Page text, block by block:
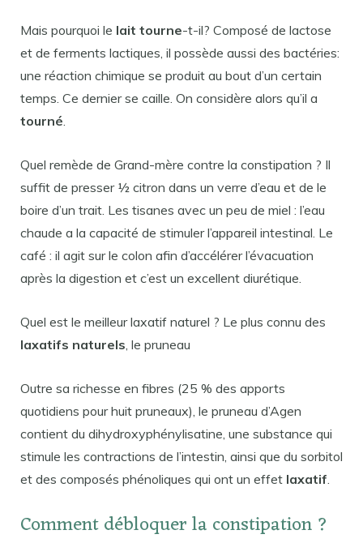
Mais pourquoi le lait tourne-t-il? Composé de lactose
et de ferments lactiques, il possède aussi des bactéries:
une réaction chimique se produit au bout d’un certain
temps. Ce dernier se caille. On considère alors qu’il a
tourné
Quel remède de Grand-mère contre la constipation ? Il
suffit de presser ½ citron dans un verre d’eau et de le
boire d’un trait. Les tisanes avec un peu de miel : l’eau
chaude a la capacité de stimuler l’appareil intestinal. Le
café : il agit sur le colon afin d’accélérer l’évacuation
après la digestion et c’est un excellent diurétique.
Quel est le meilleur laxatif naturel ? Le plus connu des
laxatifs naturels , le pruneau
Outre sa richesse en fibres (25 % des apports
quotidiens pour huit pruneaux), le pruneau d’Agen
contient du dihydroxyphénylisatine, une substance qui
stimule les contractions de l’intestin, ainsi que du sorbitol
et des composés phénoliques qui ont un effet laxatif
Comment débloquer la constipation ?